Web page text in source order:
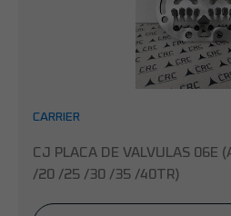
CARRIER
CJ PLACA DE VALVULAS 06E
/20 /25 /30 /35 /40TR)